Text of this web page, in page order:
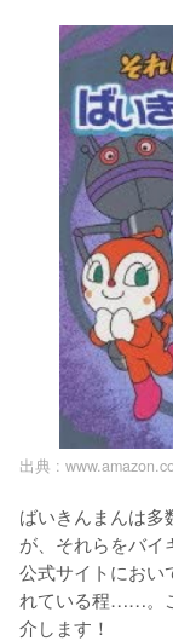
出典 :
ばいきんまんは多
が、それらをバイ
公式サイトにおい
れている程……。
介します！